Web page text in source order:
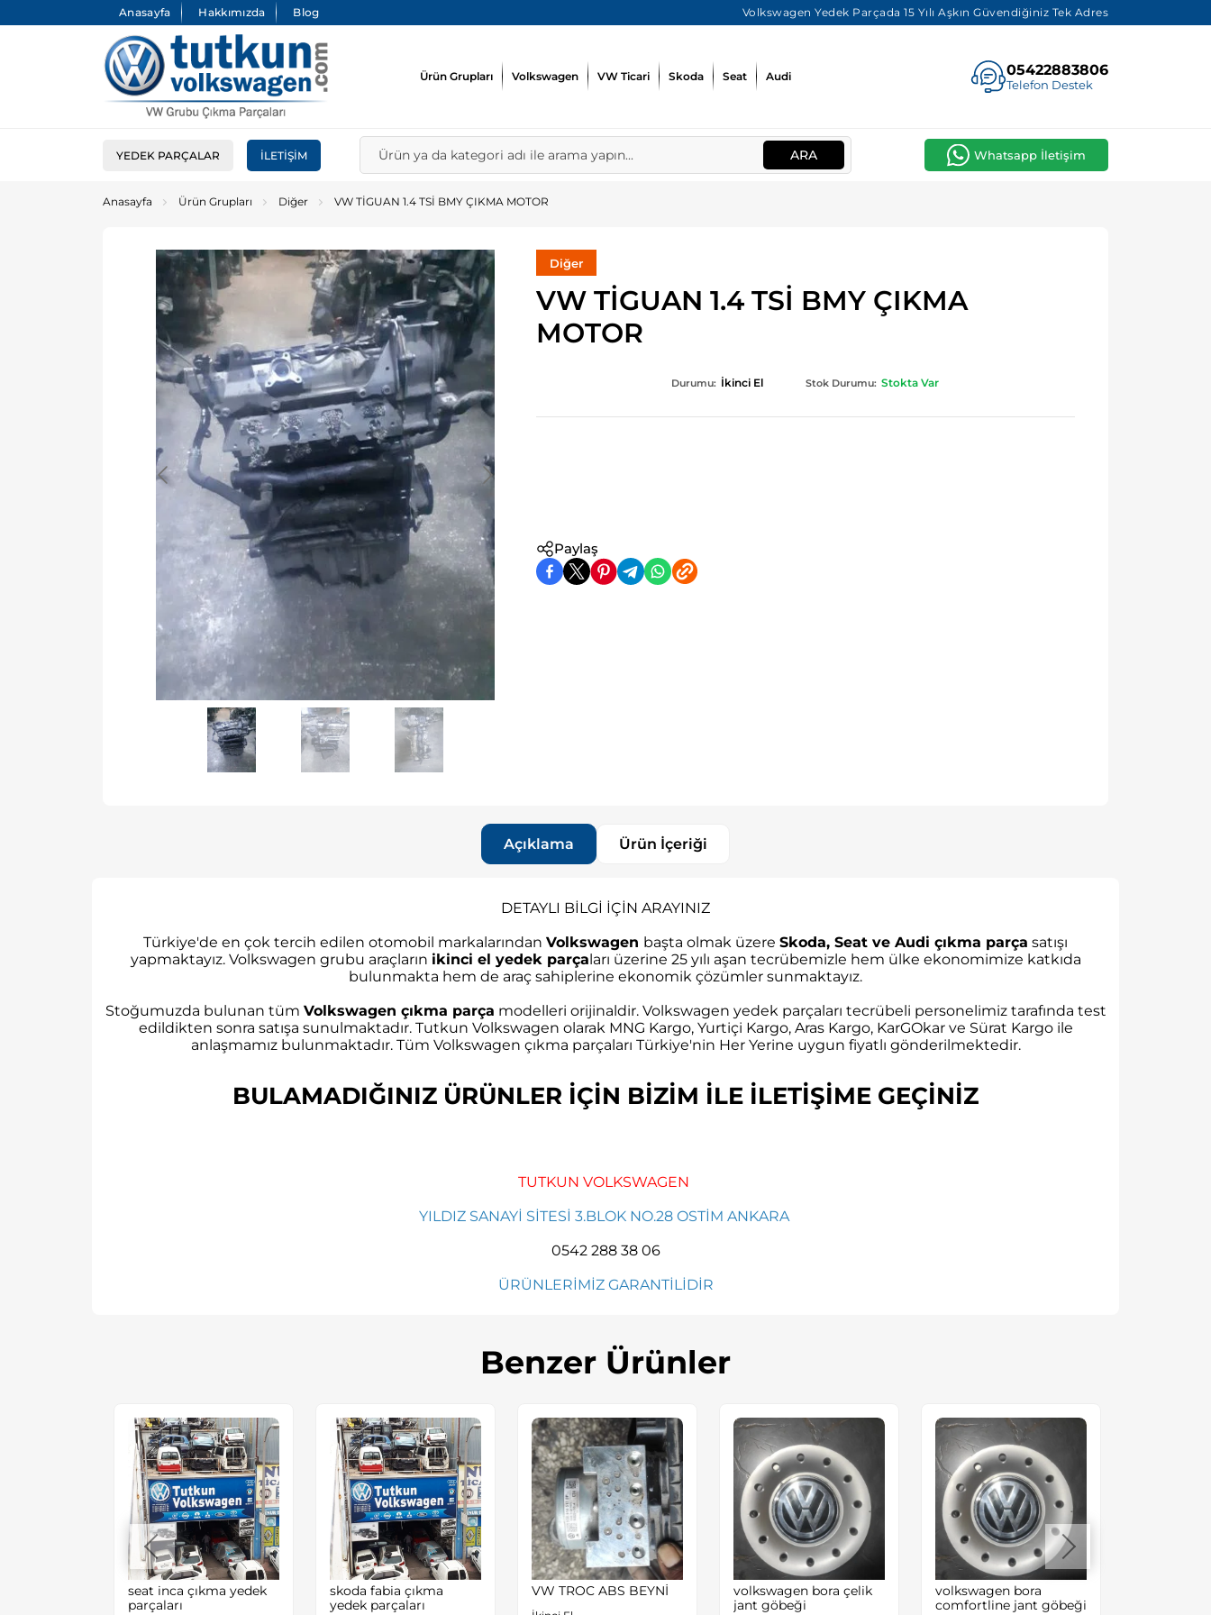
Anasayfa Hakkımızda Blog Volkswagen Yedek Parçada 15 Yılı Aşkın Güvendiğiniz Tek Adres
Ürün Grupları Volkswagen VW Ticari Skoda Seat Audi 05422883806
Telefon Destek
YEDEK PARÇALAR İLETIŞIM ARA Whatsapp İletişim
Anasayfa Ürün Grupları Diğer VW TİGUAN 1.4 TSİ BMY ÇIKMA MOTOR
Diğer
VW TİGUAN 1.4 TSİ BMY ÇIKMA
MOTOR
Durumu: İkinci El Stok Durumu: Stokta Var
Paylaş
Açıklama Ürün İçeriği
DETAYLI BİLGİ İÇİN ARAYINIZ
Türkiye'de en çok tercih edilen otomobil markalarından Volkswagen başta olmak üzere Skoda, Seat ve Audi çıkma parça satışı
yapmaktayız. Volkswagen grubu araçların ikinci el yedek parçaları üzerine 25 yılı aşan tecrübemizle hem ülke ekonomimize katkıda
bulunmakta hem de araç sahiplerine ekonomik çözümler sunmaktayız.
Stoğumuzda bulunan tüm Volkswagen çıkma parça modelleri orijinaldir. Volkswagen yedek parçaları tecrübeli personelimiz tarafında test
edildikten sonra satışa sunulmaktadır. Tutkun Volkswagen olarak MNG Kargo, Yurtiçi Kargo, Aras Kargo, KarGOkar ve Sürat Kargo ile
anlaşmamız bulunmaktadır. Tüm Volkswagen çıkma parçaları Türkiye'nin Her Yerine uygun fiyatlı gönderilmektedir.
BULAMADIĞINIZ ÜRÜNLER İÇİN BİZİM İLE İLETİŞİME GEÇİNİZ​
TUTKUN VOLKSWAGEN
YILDIZ SANAYİ SİTESİ 3.BLOK NO.28 OSTİM ANKARA
0542 288 38 06
ÜRÜNLERİMİZ GARANTİLİDİR
Benzer Ürünler
seat inca çıkma yedek
parçaları
skoda fabia çıkma
yedek parçaları
VW TROC ABS BEYNİ
volkswagen bora çelik
jant göbeği
volkswagen bora
comfortline jant göbeği